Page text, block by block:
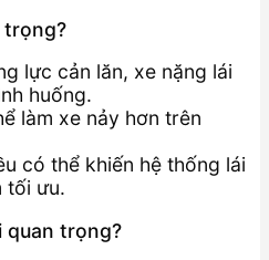
trọng?
lực cản lăn, xe nặng lái
huống.
làm xe nảy hơn trên
có thể khiến hệ thống lái
tối ưu.
quan trọng?